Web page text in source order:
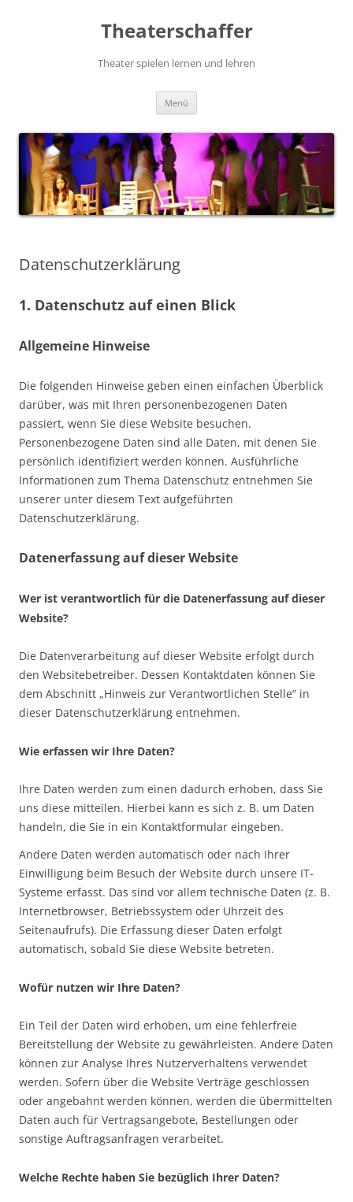
Theaterschaffer
Theater spielen lernen und lehren
Menü
Datenschutzerklärung
1. Datenschutz auf einen Blick
Allgemeine Hinweise
Die folgenden Hinweise geben einen einfachen Überblick
darüber, was mit Ihren personenbezogenen Daten
passiert, wenn Sie diese Website besuchen.
Personenbezogene Daten sind alle Daten, mit denen Sie
persönlich identifiziert werden können. Ausführliche
Informationen zum Thema Datenschutz entnehmen Sie
unserer unter diesem Text aufgeführten
Datenschutzerklärung.
Datenerfassung auf dieser Website
Wer ist verantwortlich für die Datenerfassung auf dieser
Website?
Die Datenverarbeitung auf dieser Website erfolgt durch
den Websitebetreiber. Dessen Kontaktdaten können Sie
dem Abschnitt „Hinweis zur Verantwortlichen Stelle“ in
dieser Datenschutzerklärung entnehmen.
Wie erfassen wir Ihre Daten?
Ihre Daten werden zum einen dadurch erhoben, dass Sie
uns diese mitteilen. Hierbei kann es sich z. B. um Daten
handeln, die Sie in ein Kontaktformular eingeben.
Andere Daten werden automatisch oder nach Ihrer
Einwilligung beim Besuch der Website durch unsere IT-
Systeme erfasst. Das sind vor allem technische Daten (z. B.
Internetbrowser, Betriebssystem oder Uhrzeit des
Seitenaufrufs). Die Erfassung dieser Daten erfolgt
automatisch, sobald Sie diese Website betreten.
Wofür nutzen wir Ihre Daten?
Ein Teil der Daten wird erhoben, um eine fehlerfreie
Bereitstellung der Website zu gewährleisten. Andere Daten
können zur Analyse Ihres Nutzerverhaltens verwendet
werden. Sofern über die Website Verträge geschlossen
oder angebahnt werden können, werden die übermittelten
Daten auch für Vertragsangebote, Bestellungen oder
sonstige Auftragsanfragen verarbeitet.
Welche Rechte haben Sie bezüglich Ihrer Daten?